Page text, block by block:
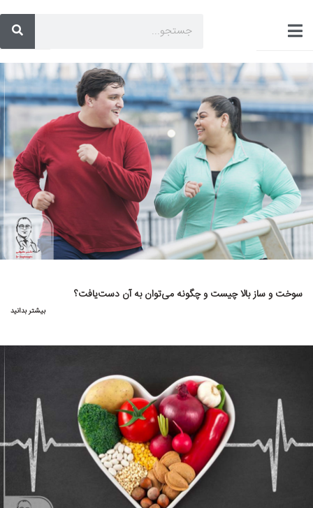
سوخت و ساز بالا چیست و چگونه می‌توان به آن دست‌یافت؟
بیشتر بدانید